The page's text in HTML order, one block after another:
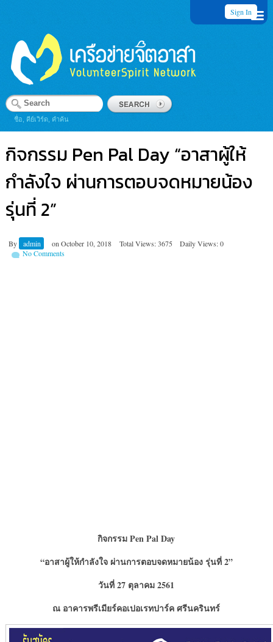
Sign In
ชื่อ, คีย์เวิร์ด, คำค้น
กิจกรรม Pen Pal Day “อาสาผู้ให้
กำลังใจ ผ่านการตอบจดหมายน้อง
รุ่นที่ 2”
By admin on October 10, 2018 Total Views: 3675
Daily Views: 0
No Comments
กิจกรรมPen Pal Day
“อาสาผู้ให้กำลังใจ ผ่านการตอบจดหมายน้อง รุ่นที่2”
วันที่27 ตุลาคม 2561
ณ อาคารพรีเมียร์คอเปอเรทปาร์ค ศรีนครินทร์